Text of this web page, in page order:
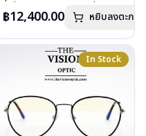
เลนส์ : กันแดดสีเทาดำ
น้ำหนัก : 35 กรัม
อุปกรณ์ : กล่องแว่น, ผ้าเช็ดแว่น
การรับประกัน : 1 ปี
กรุณาติดต่อเราคลิก
฿12,400.00 หยิบลงตะกร้า
In Stock